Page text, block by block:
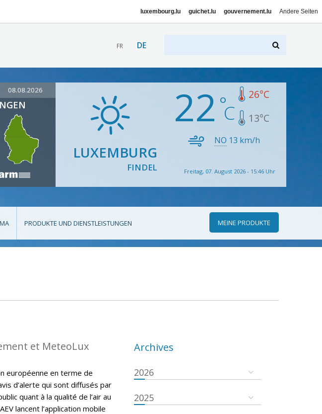
luxembourg.lu guichet.lu gouvernement.lu Andere Seiten
FR DE
08.08.2026
LUXEMBURG
FINDEL
22 26°C
13°C
NO 13 km/h
Freitag, 07. August 2026 - 15:46 Uhr
PRODUKTE UND DIENSTLEISTUNGEN MEINE PRODUKTE
et MeteoLux
européenne en terme de
d’alerte qui sont diffusés par
quant à la qualité de l’air au
lancent l’application mobile
Archives
2026
2025